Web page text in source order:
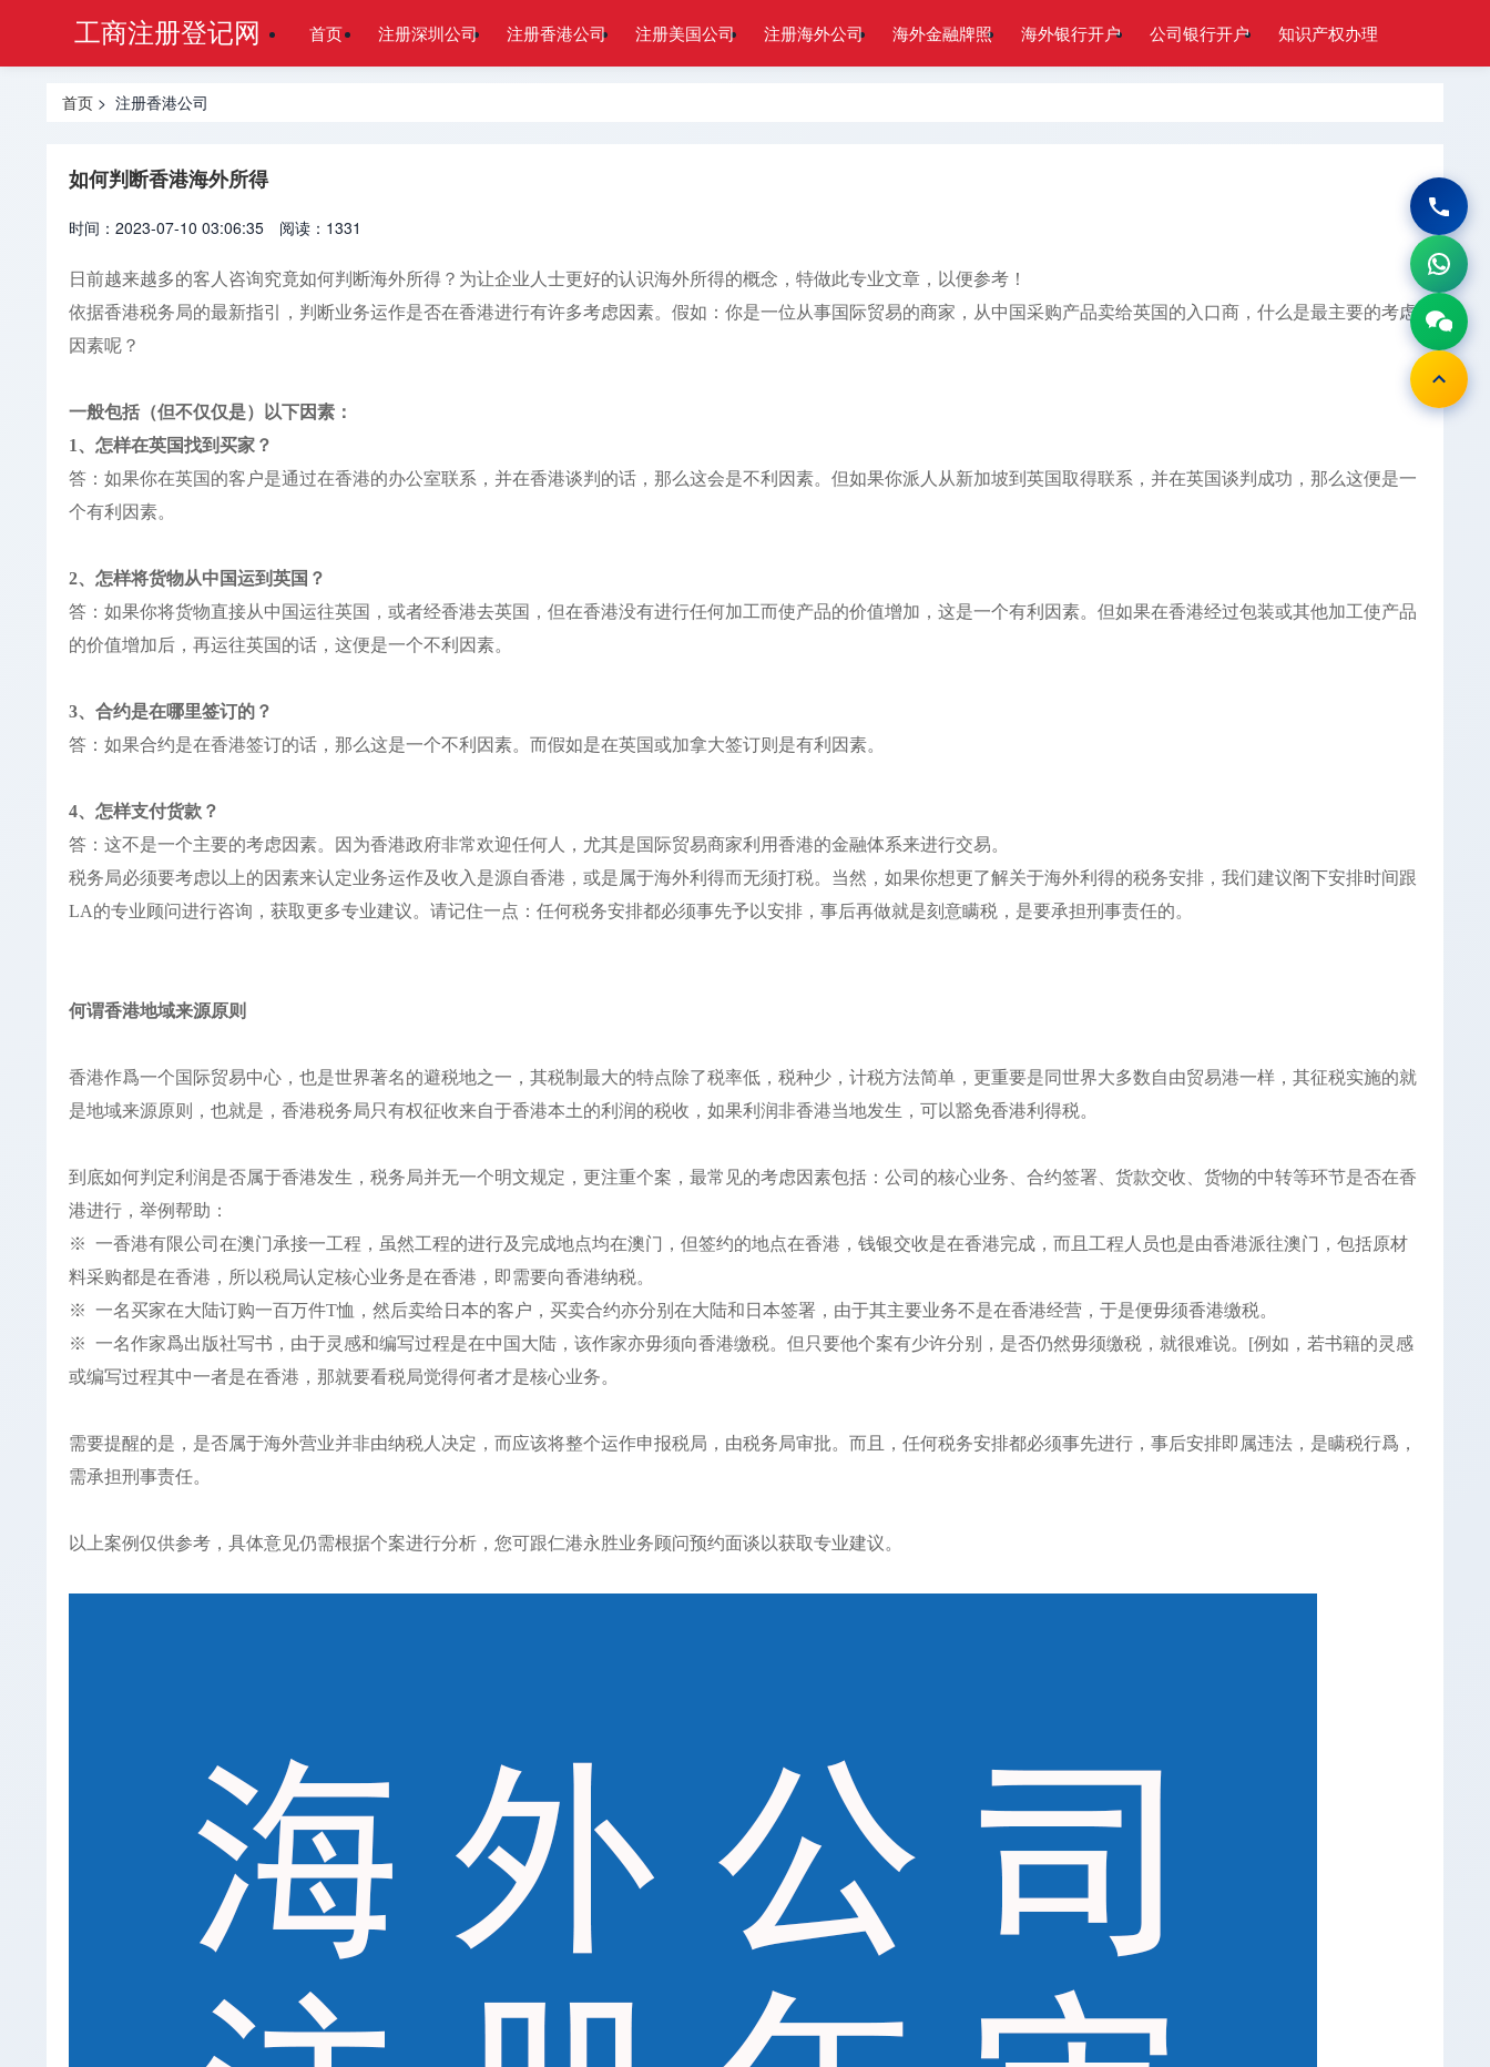
工商注册登记网 首页 注册深圳公司 注册香港公司 注册美国公司 注册海外公司 海外金融牌照 海外银行开户 公司银行开户 知识产权办理
首页 > 注册香港公司
如何判断香港海外所得
时间：2023-07-10 03:06:35 阅读：1331
日前越来越多的客人咨询究竟如何判断海外所得？为让企业人士更好的认识海外所得的概念，特做此专业文章，以便参考！
依据香港税务局的最新指引，判断业务运作是否在香港进行有许多考虑因素。假如：你是一位从事国际贸易的商家，从中国采购产品卖给英国的入口商，什么是最主要的考虑
因素呢？
一般包括（但不仅仅是）以下因素：
1、怎样在英国找到买家？
答：如果你在英国的客户是通过在香港的办公室联系，并在香港谈判的话，那么这会是不利因素。但如果你派人从新加坡到英国取得联系，并在英国谈判成功，那么这便是一
个有利因素。
2、怎样将货物从中国运到英国？
答：如果你将货物直接从中国运往英国，或者经香港去英国，但在香港没有进行任何加工而使产品的价值增加，这是一个有利因素。但如果在香港经过包装或其他加工使产品
的价值增加后，再运往英国的话，这便是一个不利因素。
3、合约是在哪里签订的？
答：如果合约是在香港签订的话，那么这是一个不利因素。而假如是在英国或加拿大签订则是有利因素。
4、怎样支付货款？
答：这不是一个主要的考虑因素。因为香港政府非常欢迎任何人，尤其是国际贸易商家利用香港的金融体系来进行交易。
税务局必须要考虑以上的因素来认定业务运作及收入是源自香港，或是属于海外利得而无须打税。当然，如果你想更了解关于海外利得的税务安排，我们建议阁下安排时间跟
LA的专业顾问进行咨询，获取更多专业建议。请记住一点：任何税务安排都必须事先予以安排，事后再做就是刻意瞒税，是要承担刑事责任的。
何谓香港地域来源原则
香港作爲一个国际贸易中心，也是世界著名的避税地之一，其税制最大的特点除了税率低，税种少，计税方法简单，更重要是同世界大多数自由贸易港一样，其征税实施的就
是地域来源原则，也就是，香港税务局只有权征收来自于香港本土的利润的税收，如果利润非香港当地发生，可以豁免香港利得税。
到底如何判定利润是否属于香港发生，税务局并无一个明文规定，更注重个案，最常见的考虑因素包括：公司的核心业务、合约签署、货款交收、货物的中转等环节是否在香
港进行，举例帮助：
※ 一香港有限公司在澳门承接一工程，虽然工程的进行及完成地点均在澳门，但签约的地点在香港，钱银交收是在香港完成，而且工程人员也是由香港派往澳门，包括原材
料采购都是在香港，所以税局认定核心业务是在香港，即需要向香港纳税。
※ 一名买家在大陆订购一百万件T恤，然后卖给日本的客户，买卖合约亦分别在大陆和日本签署，由于其主要业务不是在香港经营，于是便毋须香港缴税。
※ 一名作家爲出版社写书，由于灵感和编写过程是在中国大陆，该作家亦毋须向香港缴税。但只要他个案有少许分别，是否仍然毋须缴税，就很难说。[例如，若书籍的灵感
或编写过程其中一者是在香港，那就要看税局觉得何者才是核心业务。
需要提醒的是，是否属于海外营业并非由纳税人决定，而应该将整个运作申报税局，由税务局审批。而且，任何税务安排都必须事先进行，事后安排即属违法，是瞒税行爲，
需承担刑事责任。
以上案例仅供参考，具体意见仍需根据个案进行分析，您可跟仁港永胜业务顾问预约面谈以获取专业建议。